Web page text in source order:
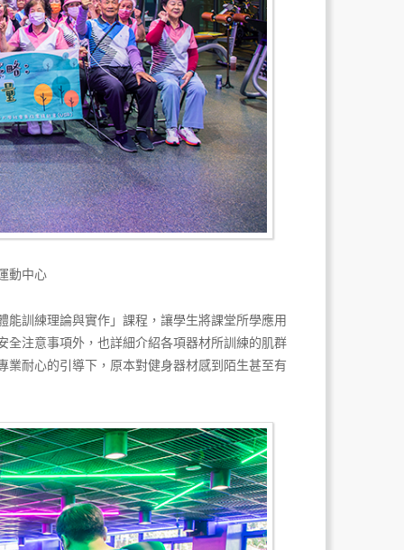
動中心
訓練理論與實作」課程，讓學生將課堂所學應用
注意事項外，也詳細介紹各項器材所訓練的肌群
耐心的引導下，原本對健身器材感到陌生甚至有